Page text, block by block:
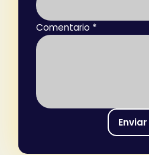
Comentario *
Enviar